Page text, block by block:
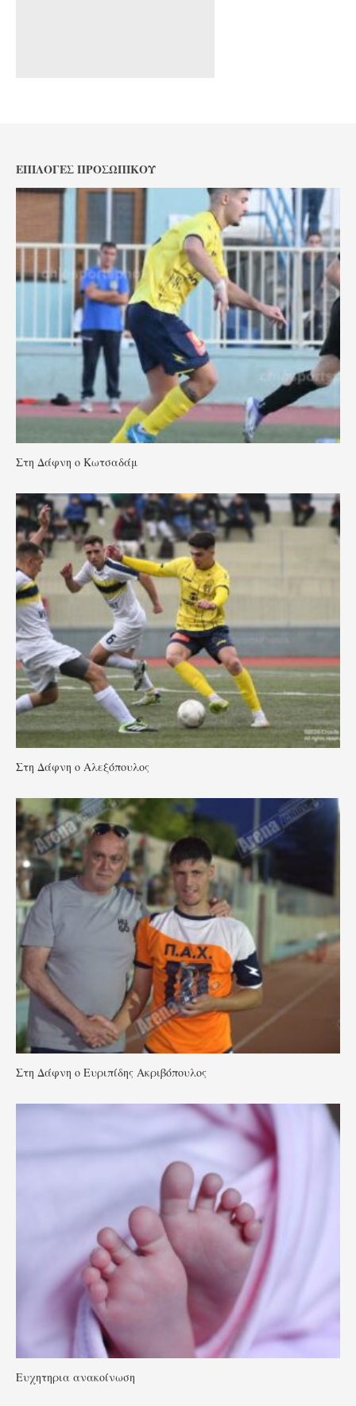
ΕΠΙΛΟΓΈΣ ΠΡΟΣΩΠΙΚΟΎ
Στη Δάφνη ο Κωτσαδάμ
Στη Δάφνη ο Αλεξόπουλος
Στη Δάφνη ο Ευριπίδης Ακριβόπουλος
Ευχητηρια ανακοίνωση